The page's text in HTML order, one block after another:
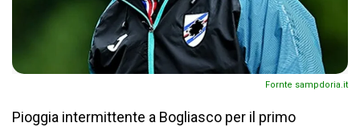
Fornte sampdoria.it
Pioggia intermittente a Bogliasco per il primo